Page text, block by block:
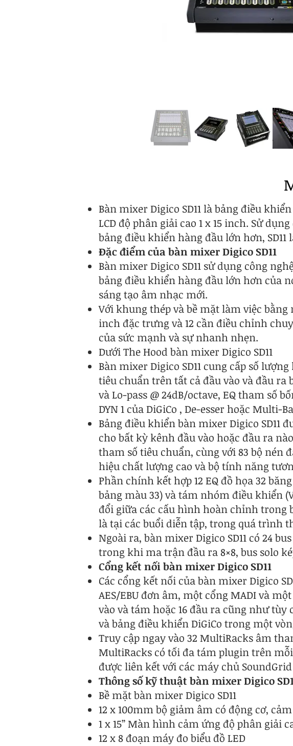
Bàn mixer Digico SD11 là bảng điều
LCD độ phân giải cao 1 x 15 inch. Sử
bảng điều khiển hàng đầu lớn hơn,
Đặc điểm của bàn mixer Digico SD11
Bàn mixer Digico SD11 sử dụng công
bảng điều khiển hàng đầu lớn hơn của
sáng tạo âm nhạc mới.
Với khung thép và bề mặt làm việc
inch đặc trưng và 12 cần điều chỉnh
của sức mạnh và sự nhanh nhẹn.
Dưới The Hood bàn mixer Digico SD11
Bàn mixer Digico SD11 cung cấp số
tiêu chuẩn trên tất cả đầu vào và đầu
và Lo-pass @ 24dB/octave, EQ tham số
DYN 1 của DiGiCo , De-esser hoặc Multi-
Bảng điều khiển bàn mixer Digico SD11
cho bất kỳ kênh đầu vào hoặc đầu ra
tham số tiêu chuẩn, cùng với 83 bộ nén
hiệu chất lượng cao và bộ tính năng
Phần chính kết hợp 12 EQ đồ họa 32
bảng màu 33) và tám nhóm điều khiển
đổi giữa các cấu hình hoàn chỉnh trong
là tại các buổi diễn tập, trong quá trình
Ngoài ra, bàn mixer Digico SD11 có 24
trong khi ma trận đầu ra 8×8, bus solo
Cổng kết nối bàn mixer Digico SD11
Các cổng kết nối của bàn mixer Digico
AES/EBU đơn âm, một cổng MADI và
vào và tám hoặc 16 đầu ra cũng như
và bảng điều khiển DiGiCo trong một
Truy cập ngay vào 32 MultiRacks âm
MultiRacks có tối đa tám plugin trên
được liên kết với các máy chủ
Thông số kỹ thuật bàn mixer Digico
Bề mặt bàn mixer Digico SD11
12 x 100mm bộ giảm âm có động cơ,
1 x 15” Màn hình cảm ứng độ phân giải
12 x 8 đoạn máy đo biểu đồ LED